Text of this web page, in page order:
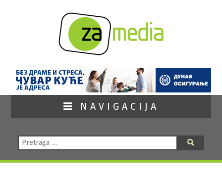
NAVIGACIJA
Pretraga: